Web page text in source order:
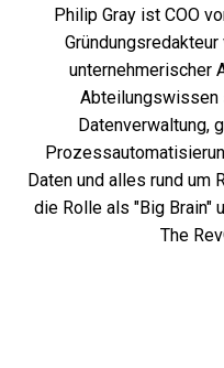
Philip Gray ist COO
unternehmerischer
Abteilungswissen
Datenverwaltung,
Daten und alles rund um
die Rolle als "Big Brain"
The